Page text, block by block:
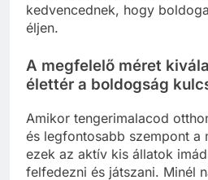
kedvencednek, hogy
éljen.
A megfelelő méret
élettér a boldogság
Amikor tengerimalacod
és legfontosabb szempont a
ezek az aktív kis állatok
felfedezni és játszani. Minél